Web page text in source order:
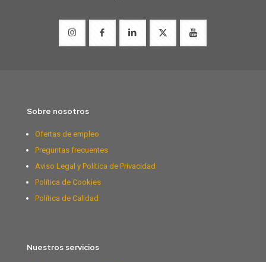
Sobre nosotros
Ofertas de empleo
Preguntas frecuentes
Aviso Legal y Política de Privacidad
Política de Cookies
Política de Calidad
Nuestros servicios